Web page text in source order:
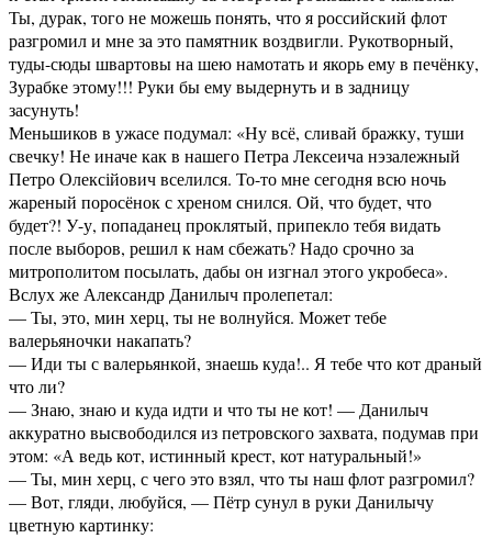
Ты, дурак, того не можешь понять, что я российский флот
разгромил и мне за это памятник воздвигли. Рукотворный,
туды-сюды швартовы на шею намотать и якорь ему в печёнку,
Зурабке этому!!! Руки бы ему выдернуть и в задницу
засунуть!
Меньшиков в ужасе подумал: «Ну всё, сливай бражку, туши
свечку! Не иначе как в нашего Петра Лексеича нэзалежный
Петро Олексійович вселился. То-то мне сегодня всю ночь
жареный поросёнок с хреном снился. Ой, что будет, что
будет?! У-у, попаданец проклятый, припекло тебя видать
после выборов, решил к нам сбежать? Надо срочно за
митрополитом посылать, дабы он изгнал этого укробеса».
Вслух же Александр Данилыч пролепетал:
— Ты, это, мин херц, ты не волнуйся. Может тебе
валерьяночки накапать?
— Иди ты с валерьянкой, знаешь куда!.. Я тебе что кот драный
что ли?
— Знаю, знаю и куда идти и что ты не кот! — Данилыч
аккуратно высвободился из петровского захвата, подумав при
этом: «А ведь кот, истинный крест, кот натуральный!»
— Ты, мин херц, с чего это взял, что ты наш флот разгромил?
— Вот, гляди, любуйся, — Пётр сунул в руки Данилычу
цветную картинку: